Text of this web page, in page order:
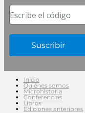
Escribe el código
Inicio
Quiénes somos
Microhistoria
Conferencias
Libros
Ediciones anteriores